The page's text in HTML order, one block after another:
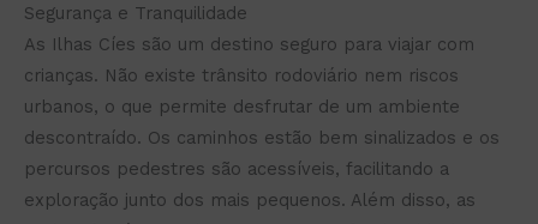
Segurança e Tranquilidade
As Ilhas Cíes são um destino seguro para viajar com
crianças. Não existe trânsito rodoviário nem riscos
urbanos, o que permite desfrutar de um ambiente
descontraído. Os caminhos estão bem sinalizados e os
percursos pedestres são acessíveis, facilitando a
exploração junto dos mais pequenos. Além disso, as